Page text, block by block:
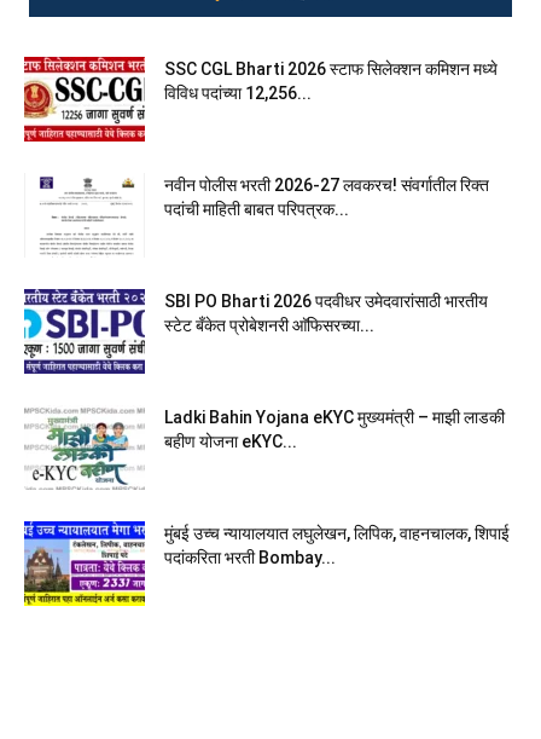
SSC CGL Bharti 2026 स्टाफ सिलेक्शन कमिशन मध्ये
विविध पदांच्या 12,256...
नवीन पोलीस भरती 2026-27 लवकरच! संवर्गातील रिक्त
पदांची माहिती बाबत परिपत्रक...
SBI PO Bharti 2026 पदवीधर उमेदवारांसाठी भारतीय
स्टेट बँकेत प्रोबेशनरी आ‍ॅफिसरच्या...
Ladki Bahin Yojana eKYC मुख्यमंत्री – माझी लाडकी
बहीण योजना eKYC...
मुंबई उच्च न्यायालयात लघुलेखन, लिपिक, वाहनचालक, शिपाई
पदांकरिता भरती Bombay...